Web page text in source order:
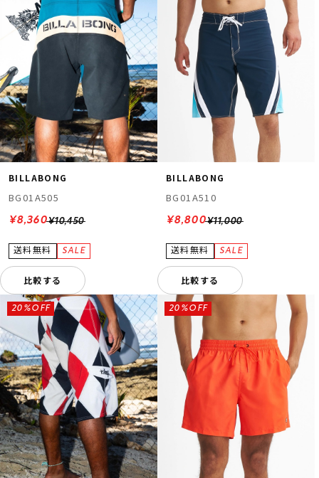
BILLABONG
BG01A505
¥10,450
¥8,360
比較する
BILLABONG
BG01A510
¥11,000
¥8,800
比較する
20%OFF 20%OFF